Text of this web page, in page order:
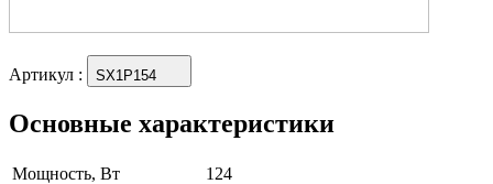
Артикул : SX1P154
Основные характеристики
Мощность, Вт
124